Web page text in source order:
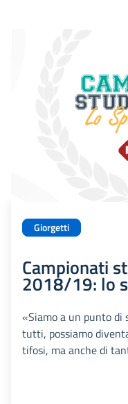
Giorgetti
Campionati
2018/19: lo
«Siamo a un punto di
tutti, possiamo
tifosi, ma anche di